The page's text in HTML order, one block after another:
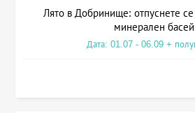
Лято в Добринище: отпуснете
минерален
Дата: 01.07 - 06.09 +